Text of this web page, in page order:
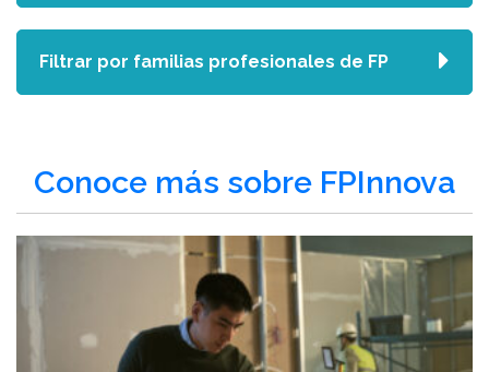
Conoce más sobre FPInnova
Filtrar por familias profesionales de FP